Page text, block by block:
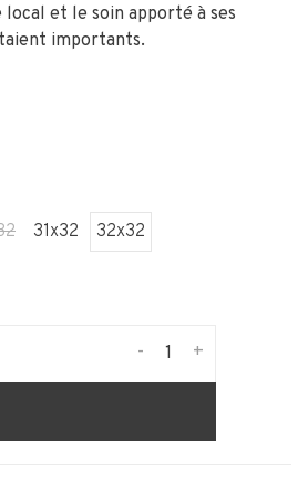
et le soin apporté à ses
importants.
31x32
32x32
+
-